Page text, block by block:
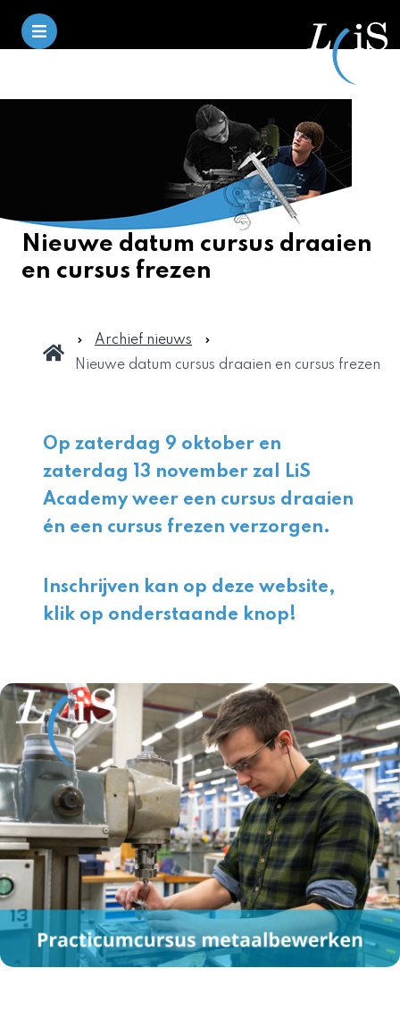
Nieuwe datum cursus draaien
en cursus frezen
Archief nieuws
Nieuwe datum cursus draaien en cursus frezen
Op zaterdag 9 oktober en
zaterdag 13 november zal LiS
Academy weer een cursus draaien
én een cursus frezen verzorgen.
Inschrijven kan op deze website,
klik op onderstaande knop!